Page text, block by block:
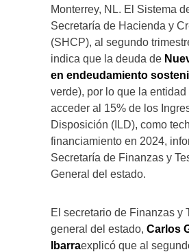
Monterrey, NL. El Sistema
Secretaría de Hacienda y
(SHCP), al segundo
indica que la deuda de
en endeudamiento
verde), por lo que la entidad
acceder al 15% de los
Disposición (ILD), como
financiamiento en 2024,
Secretaría de Finanzas y
General del estado.
El secretario de Finanzas y
general del estado, Carlos
Ibarraexplicó que al